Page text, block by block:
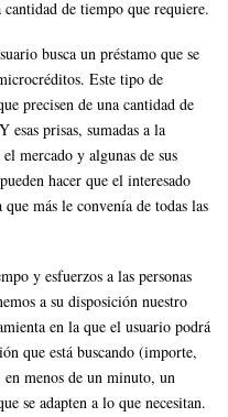
de tiempo que requiere.
busca un préstamo que se
Este tipo de
precisen de una cantidad de
esas prisas, sumadas a la
mercado y algunas de sus
hacer que el interesado
más le convenía de todas las
y esfuerzos a las personas
a su disposición nuestro
en la que el usuario podrá
que está buscando (importe,
menos de un minuto, un
se adapten a lo que necesitan.